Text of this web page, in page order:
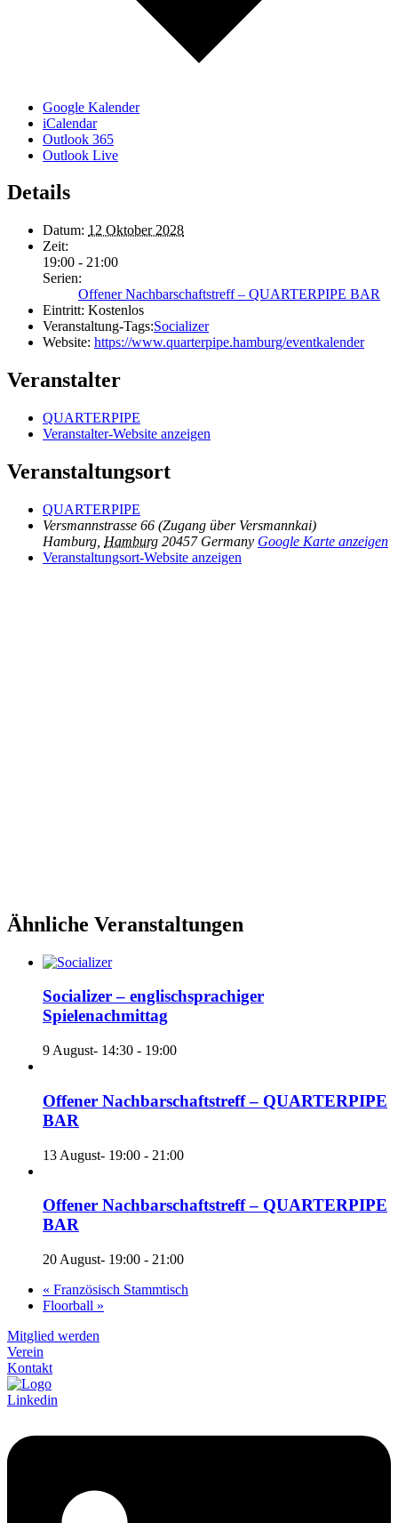
Google Kalender
iCalendar
Outlook 365
Outlook Live
Details
Datum: 12 Oktober 2028
Zeit:
19:00 - 21:00
Serien:
Offener Nachbarschaftstreff – QUARTERPIPE BAR
Eintritt: Kostenlos
Veranstaltung-Tags:Socializer
Website: https://www.quarterpipe.hamburg/eventkalender
Veranstalter
QUARTERPIPE
Veranstalter-Website anzeigen
Veranstaltungsort
QUARTERPIPE
Versmannstrasse 66 (Zugang über Versmannkai)
Hamburg Hamburg 20457 Germany Google Karte anzeigen
Veranstaltungsort-Website anzeigen
Ähnliche Veranstaltungen
Socializer – englischsprachiger
Spielenachmittag
9 August- 14:30 - 19:00
Offener Nachbarschaftstreff – QUARTERPIPE
BAR
13 August- 19:00 - 21:00
Offener Nachbarschaftstreff – QUARTERPIPE
BAR
20 August- 19:00 - 21:00
« Französisch Stammtisch
Floorball »
Mitglied werden
Verein
Kontakt
Linkedin